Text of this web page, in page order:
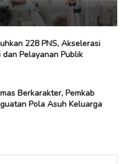
228 PNS, Akselerasi
Pelayanan Publik
Berkarakter, Pemkab
Pola Asuh Keluarga